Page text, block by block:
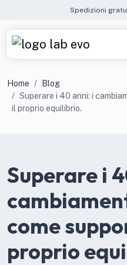
Spedizioni
Home
Blog
Superare i 40 anni: i
il proprio equilibrio.
Superare i
come
proprio